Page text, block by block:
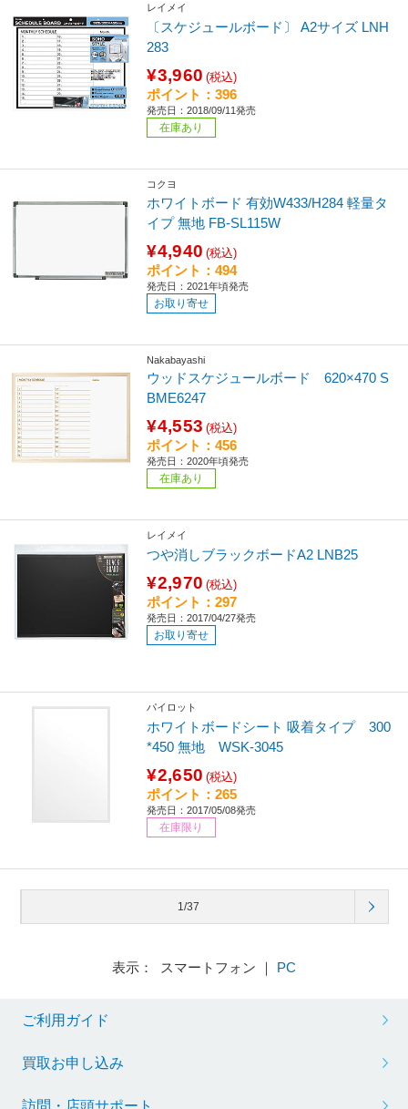
レイメイ
〔スケジュールボード〕 A2サイズ LNH
283
¥3,960 (税込)
ポイント：396
発売日：2018/09/11発売
在庫あり
コクヨ
ホワイトボード 有効W433/H284 軽量タ
イプ 無地 FB-SL115W
¥4,940 (税込)
ポイント：494
発売日：2021年頃発売
お取り寄せ
Nakabayashi
ウッドスケジュールボード 620×470 S
BME6247
¥4,553 (税込)
ポイント：456
発売日：2020年頃発売
在庫あり
レイメイ
つや消しブラックボードA2 LNB25
¥2,970 (税込)
ポイント：297
発売日：2017/04/27発売
お取り寄せ
パイロット
ホワイトボードシート 吸着タイプ 300
*450 無地 WSK-3045
¥2,650 (税込)
ポイント：265
発売日：2017/05/08発売
在庫限り
1/37
表示： スマートフォン ｜ PC
ご利用ガイド
買取お申し込み
訪問・店頭サポート